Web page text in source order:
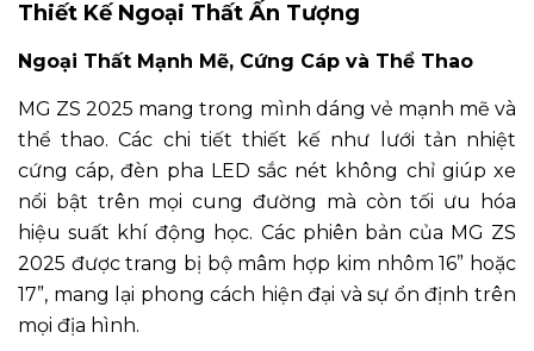
Thiết Kế Ngoại Thất Ấn Tượng
Ngoại Thất Mạnh Mẽ, Cứng Cáp và Thể Thao
MG ZS 2025 mang trong mình dáng vẻ mạnh mẽ và
thể thao. Các chi tiết thiết kế như lưới tản nhiệt
cứng cáp, đèn pha LED sắc nét không chỉ giúp xe
nổi bật trên mọi cung đường mà còn tối ưu hóa
hiệu suất khí động học. Các phiên bản của MG ZS
2025 được trang bị bộ mâm hợp kim nhôm 16” hoặc
17”, mang lại phong cách hiện đại và sự ổn định trên
mọi địa hình.